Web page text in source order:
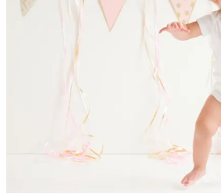
Åpningstider
Praktisk informasjon
Ledige stillinger
Finn frem